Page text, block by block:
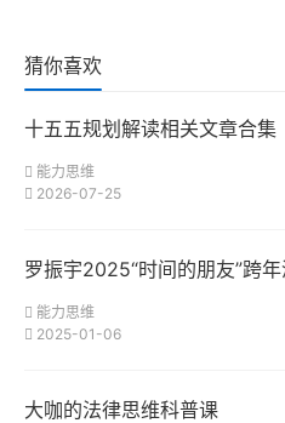
猜你喜欢
十五五规划解读相关文章合集
能力思维
2026-07-25
罗振宇2025“时间的朋友”跨
能力思维
2025-01-06
大咖的法律思维科普课